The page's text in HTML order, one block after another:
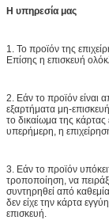
Η υπηρεσία μας
1. Το προϊόν της
Επίσης η επισκευή
2. Εάν το προϊόν είναι
εξαρτήματα μη-
το δικαίωμα της
υπερήμερη, η
3. Εάν το προϊόν
τροποποίηση, να
συντηρηθεί από
δεν είχε την κάρτα
επισκευή.